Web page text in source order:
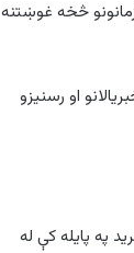
څخه غوښتنه
او رسنیزو
په پایله کې له